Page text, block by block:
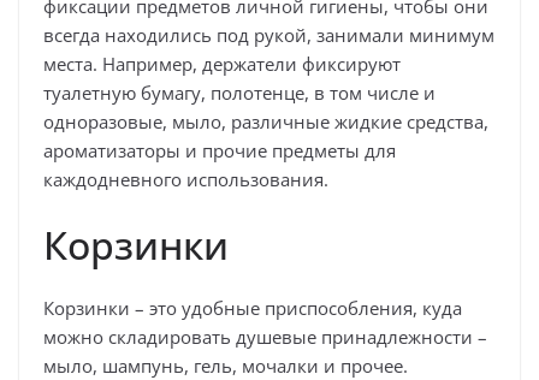
фиксации предметов личной гигиены, чтобы они
всегда находились под рукой, занимали минимум
места. Например, держатели фиксируют
туалетную бумагу, полотенце, в том числе и
одноразовые, мыло, различные жидкие средства,
ароматизаторы и прочие предметы для
каждодневного использования.
Корзинки
Корзинки – это удобные приспособления, куда
можно складировать душевые принадлежности –
мыло, шампунь, гель, мочалки и прочее.